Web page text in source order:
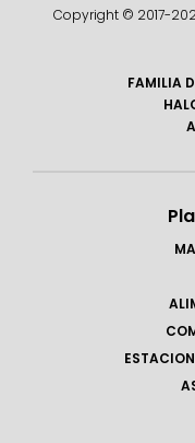
Copyright © 2017-
FAMILIA